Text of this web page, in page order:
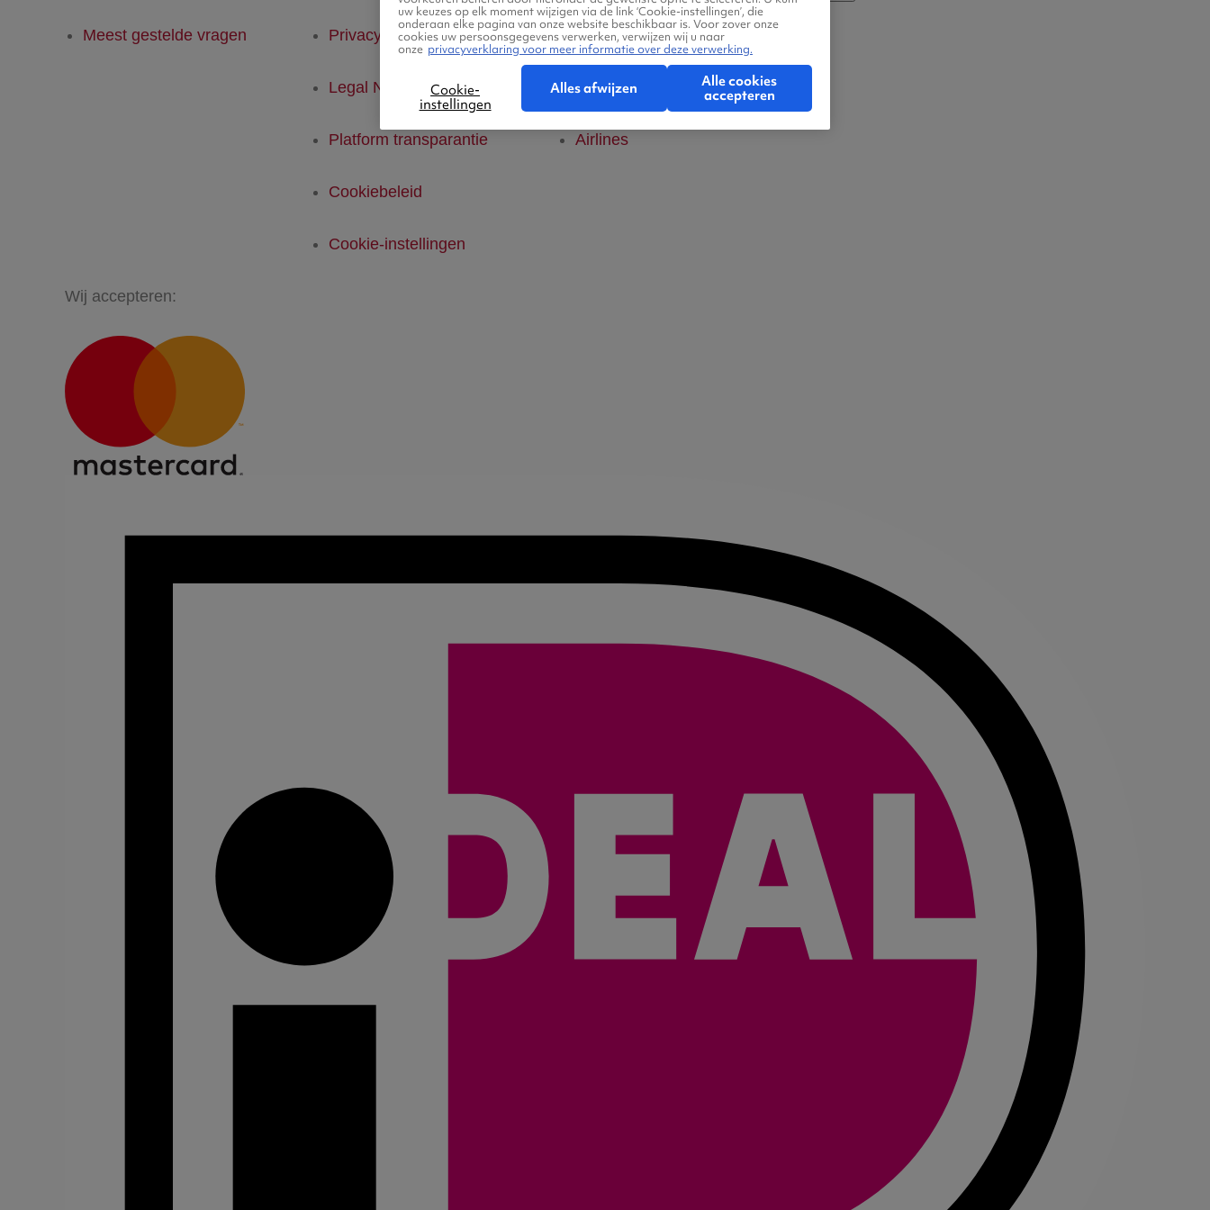
Meest gestelde vragen Privacyverklaring
Legal Notice
Platform transparantie
Cookiebeleid
Cookie-instellingen
Hotels
Vlucht + hotel
Airlines
Wij accepteren:
uw keuzes op elk moment wijzigen via de link ‘Cookie-instellingen’, die
onderaan elke pagina van onze website beschikbaar is. Voor zover onze
cookies uw persoonsgegevens verwerken, verwijzen wij u naar
onze privacyverklaring voor meer informatie over deze verwerking.
Cookie-
instellingen
Alles afwijzen
Alle cookies
accepteren